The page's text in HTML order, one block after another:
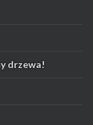
drzewa!